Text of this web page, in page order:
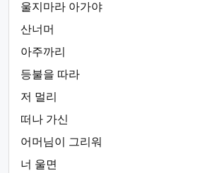
울지마라 아가야
산너머
아주까리
등불을 따라
저 멀리
떠나 가신
어머님이 그리워
너 울면